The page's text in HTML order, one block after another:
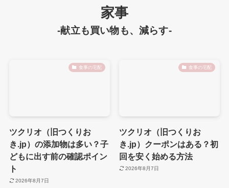
家事
-献立も買い物も、減らす-
食事の宅配
ツクリオ（旧つくりお
き.jp）の添加物は多い？子
どもに出す前の確認ポイン
ト
2026年8月7日
食事の宅配
ツクリオ（旧つくりお
き.jp）クーポンはある？初
回を安く始める方法
2026年8月7日